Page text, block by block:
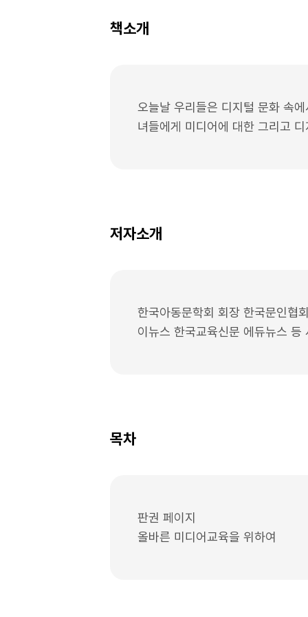
책소개
오늘날 우리들은 디지털 문화 속
녀들에게 미디어에 대한 그리고
저자소개
한국아동문학회 회장 한국문인협
이뉴스 한국교육신문 에듀뉴스
목차
판권 페이지
올바른 미디어교육을 위하여